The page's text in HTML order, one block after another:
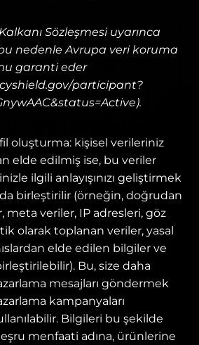
Sözleşmesi uyarınca
nedenle Avrupa veri koruma
garanti eder
participant?
oluşturma: kişisel verileriniz
elde edilmiş ise, bu veriler
ilgili anlayışınızı geliştirmek
birleştirilir (örneğin, doğrudan
meta veriler, IP adresleri, göz
olarak toplanan veriler, yasal
elde edilen bilgiler ve
Bu, size daha
mesajları göndermek
kampanyaları
Bilgileri bu şekilde
menfaati adına, ürünlerine